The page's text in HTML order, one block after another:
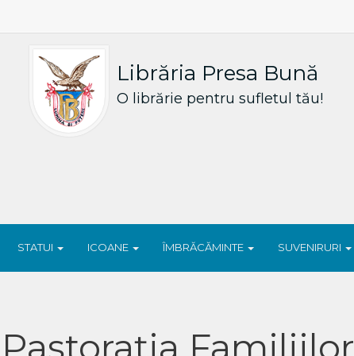
Librăria Presa Bună
O librărie pentru sufletul tău!
STATUI ICOANE ÎMBRĂCĂMINTE SUVENIRURI
Pastorația Familiilor